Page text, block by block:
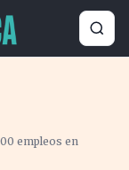
empleos en